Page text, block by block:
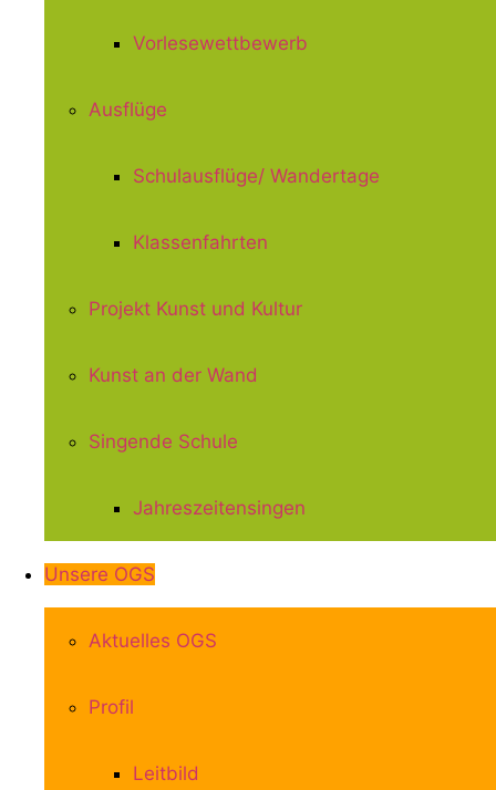
Vorlesewettbewerb
Ausflüge
Schulausflüge/ Wandertage
Klassenfahrten
Projekt Kunst und Kultur
Kunst an der Wand
Singende Schule
Jahreszeitensingen
Unsere OGS
Aktuelles OGS
Profil
Leitbild